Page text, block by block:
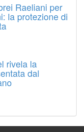
Raeliani per
la protezione di
rivela la
dal